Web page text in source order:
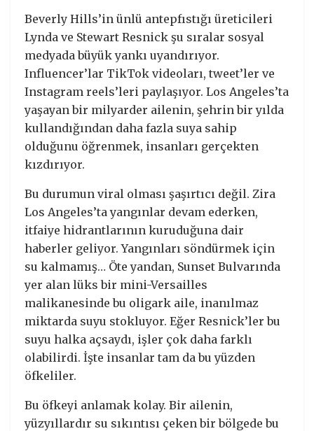
Beverly Hills’in ünlü antepfıstığı üreticileri
Lynda ve Stewart Resnick şu sıralar sosyal
medyada büyük yankı uyandırıyor.
Influencer’lar TikTok videoları, tweet’ler ve
Instagram reels’leri paylaşıyor. Los Angeles’ta
yaşayan bir milyarder ailenin, şehrin bir yılda
kullandığından daha fazla suya sahip
olduğunu öğrenmek, insanları gerçekten
kızdırıyor.
Bu durumun viral olması şaşırtıcı değil. Zira
Los Angeles’ta yangınlar devam ederken,
itfaiye hidrantlarının kuruduğuna dair
haberler geliyor. Yangınları söndürmek için
su kalmamış… Öte yandan, Sunset Bulvarında
yer alan lüks bir mini-Versailles
malikanesinde bu oligark aile, inanılmaz
miktarda suyu stokluyor. Eğer Resnick’ler bu
suyu halka açsaydı, işler çok daha farklı
olabilirdi. İşte insanlar tam da bu yüzden
öfkeliler.
Bu öfkeyi anlamak kolay. Bir ailenin,
yüzyıllardır su sıkıntısı çeken bir bölgede bu